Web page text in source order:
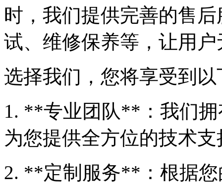
时，我们提供完善的售
试、维修保养等，让用
选择我们，您将享受到
1. **专业团队**：我们
为您提供全方位的技术支
2. **定制服务**：根据